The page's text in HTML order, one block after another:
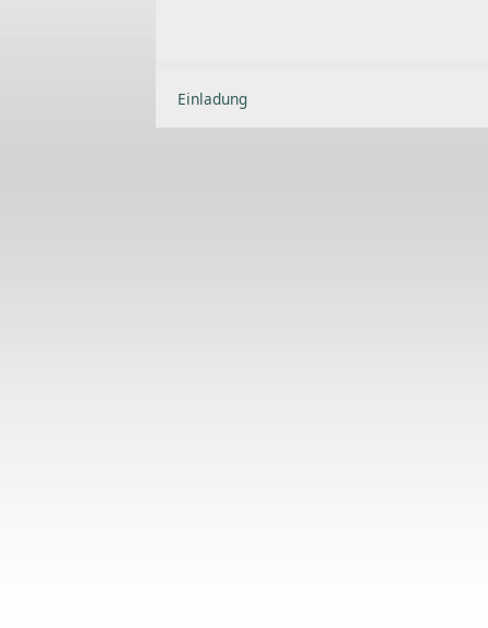
Einladung